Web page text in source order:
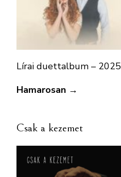
Lírai duettalbum – 2025
Hamarosan →
Csak a kezemet